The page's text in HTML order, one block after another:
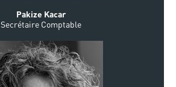
Pakize Kacar
Secrétaire Comptable